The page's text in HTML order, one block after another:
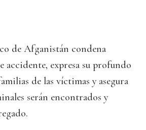
de Afganistán condena
accidente, expresa su profundo
de las víctimas y asegura
serán encontrados y